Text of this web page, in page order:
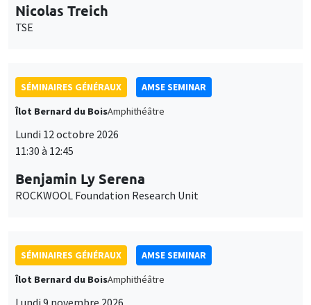
Nicolas Treich
TSE
SÉMINAIRES GÉNÉRAUX
AMSE SEMINAR
Îlot Bernard du BoisAmphithéâtre
Lundi 12 octobre 2026
11:30 à 12:45
Benjamin Ly Serena
ROCKWOOL Foundation Research Unit
SÉMINAIRES GÉNÉRAUX
AMSE SEMINAR
Îlot Bernard du BoisAmphithéâtre
Lundi 9 novembre 2026